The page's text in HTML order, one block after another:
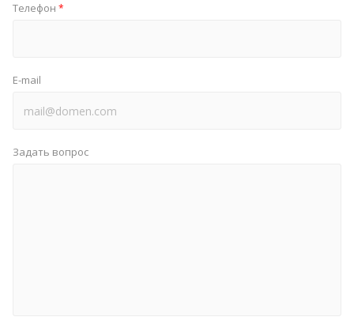
Телефон *
E-mail
Задать вопрос